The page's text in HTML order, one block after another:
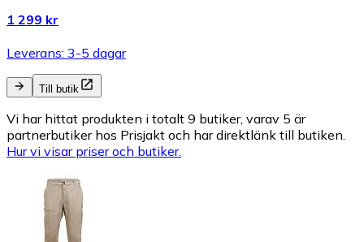
1 299 kr
Leverans: 3-5 dagar
Till butik
Vi har hittat produkten i totalt 9 butiker, varav 5 är
partnerbutiker hos Prisjakt och har direktlänk till butiken.
Hur vi visar priser och butiker.